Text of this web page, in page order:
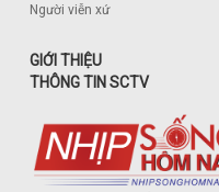
Người viễn xứ
GIỚI THIỆU
THÔNG TIN SCTV